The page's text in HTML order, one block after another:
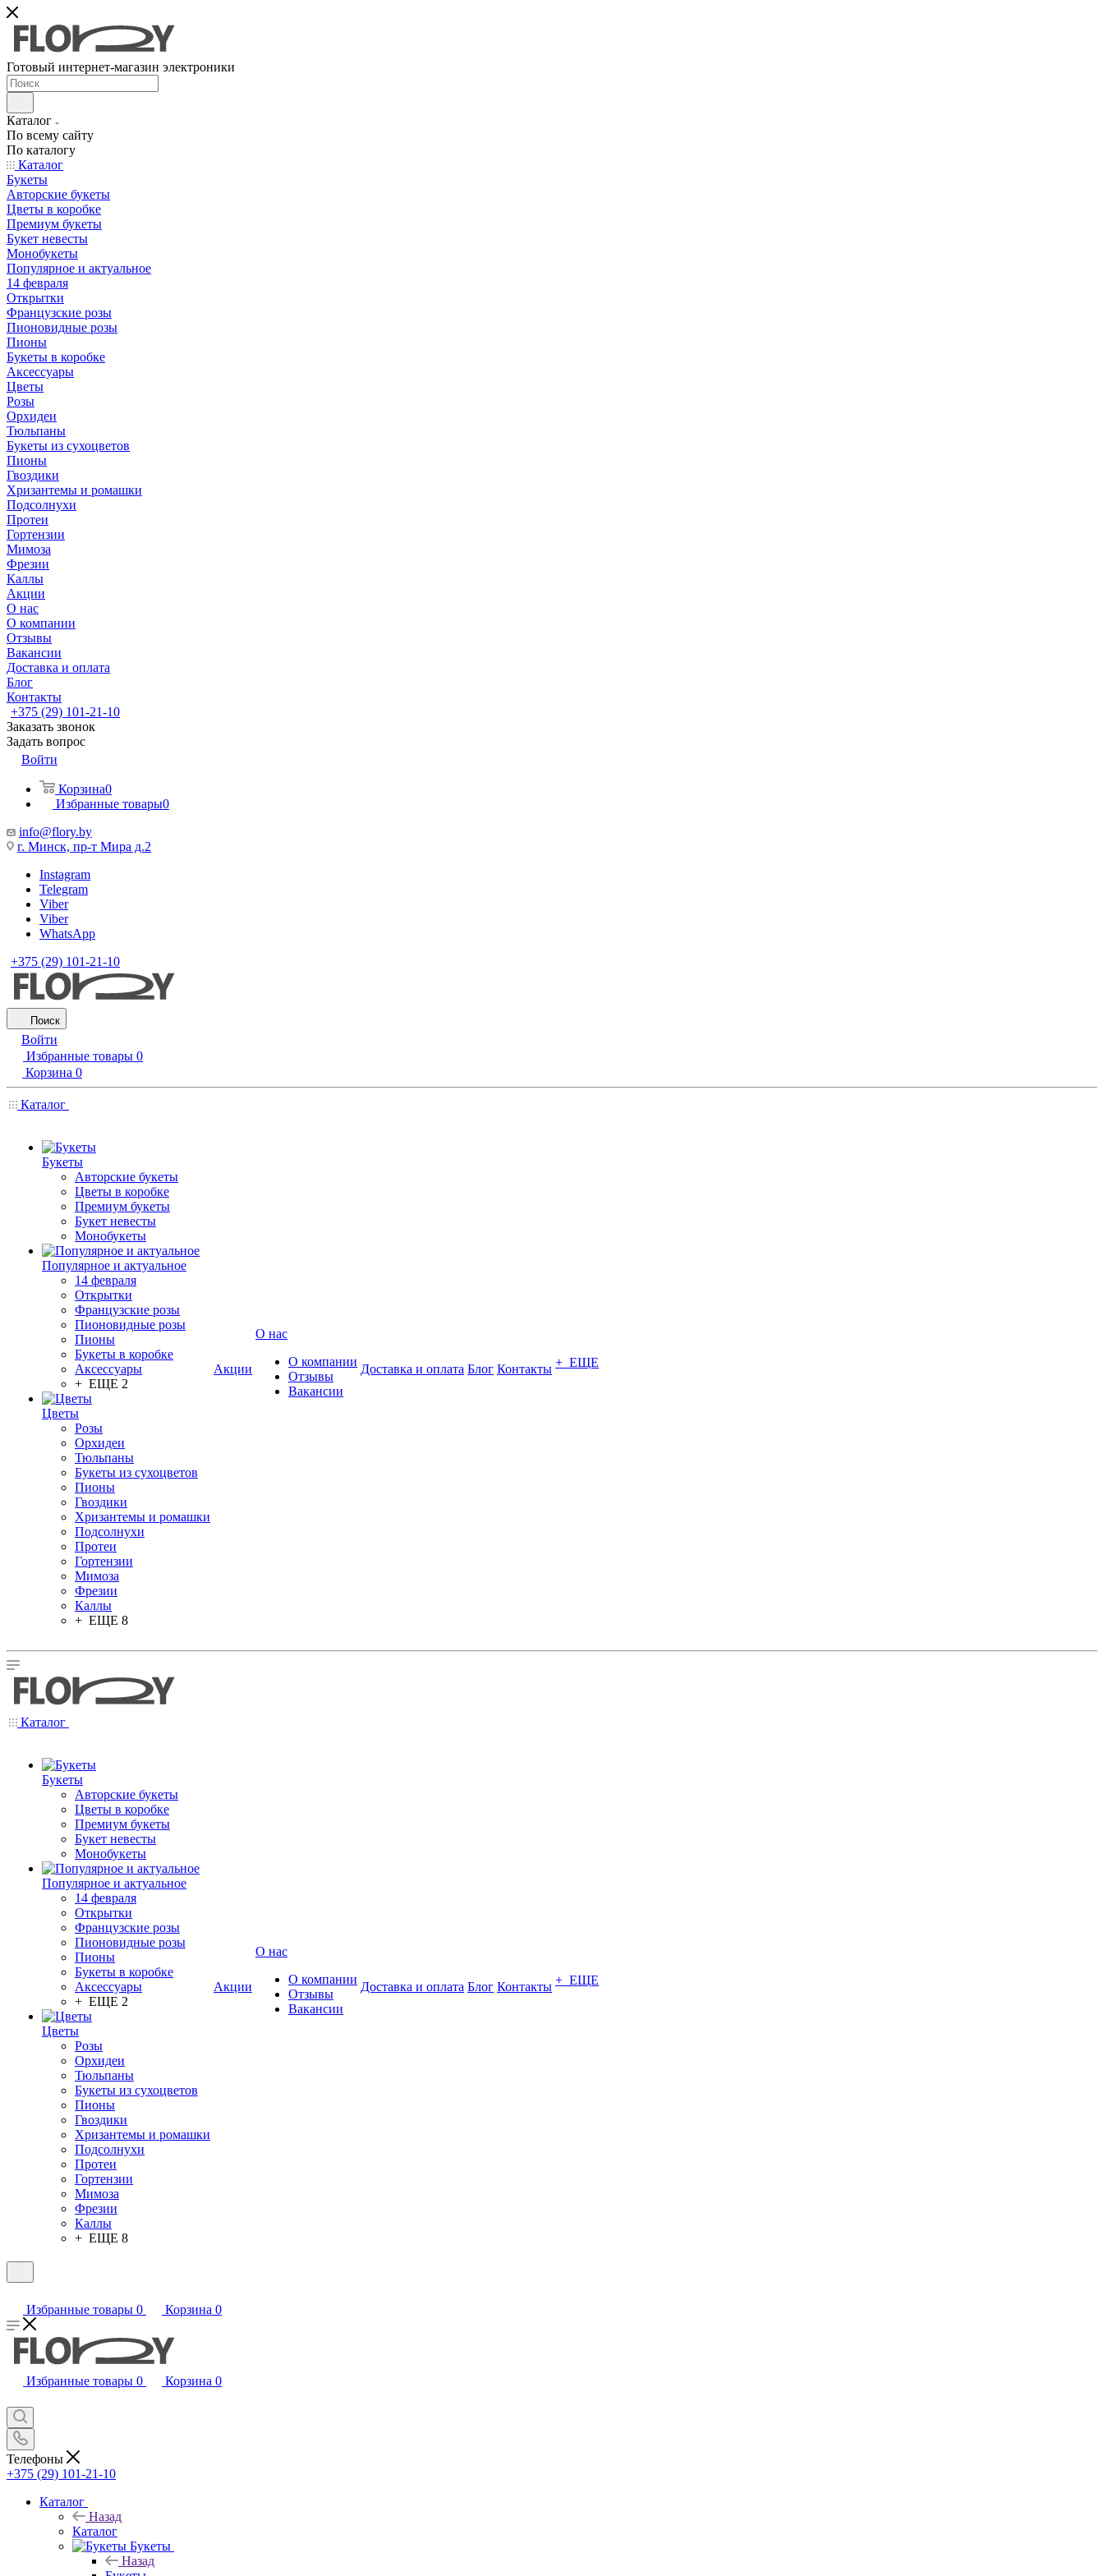
Готовый интернет-магазин электроники
Каталог
По всему сайту
По каталогу
Каталог
Букеты
Авторские букеты
Цветы в коробке
Премиум букеты
Букет невесты
Монобукеты
Популярное и актуальное
14 февраля
Открытки
Французские розы
Пионовидные розы
Пионы
Букеты в коробке
Аксессуары
Цветы
Розы
Орхидеи
Тюльпаны
Букеты из сухоцветов
Пионы
Гвоздики
Хризантемы и ромашки
Подсолнухи
Протеи
Гортензии
Мимоза
Фрезии
Каллы
Акции
О нас
О компании
Отзывы
Вакансии
Доставка и оплата
Блог
Контакты
+375 (29) 101-21-10
Заказать звонок
Задать вопрос
Войти
Корзина0
Избранные товары0
info@flory.by
г. Минск, пр-т Мира д.2
Instagram
Telegram
Viber
Viber
WhatsApp
+375 (29) 101-21-10
Поиск
Войти
Избранные товары 0
Корзина 0
Каталог
Букеты
Авторские букеты
Цветы в коробке
Премиум букеты
Букет невесты
Монобукеты
Популярное и актуальное
14 февраля
Открытки
Французские розы
Пионовидные розы
Пионы
Букеты в коробке
Аксессуары
+ ЕЩЕ 2
Цветы
Розы
Орхидеи
Тюльпаны
Букеты из сухоцветов
Пионы
Гвоздики
Хризантемы и ромашки
Подсолнухи
Протеи
Гортензии
Мимоза
Фрезии
Каллы
+ ЕЩЕ 8
Акции
О нас
О компании
Отзывы
Вакансии
Доставка и оплата Блог Контакты + ЕЩЕ
Каталог
Букеты
Авторские букеты
Цветы в коробке
Премиум букеты
Букет невесты
Монобукеты
Популярное и актуальное
14 февраля
Открытки
Французские розы
Пионовидные розы
Пионы
Букеты в коробке
Аксессуары
+ ЕЩЕ 2
Цветы
Розы
Орхидеи
Тюльпаны
Букеты из сухоцветов
Пионы
Гвоздики
Хризантемы и ромашки
Подсолнухи
Протеи
Гортензии
Мимоза
Фрезии
Каллы
+ ЕЩЕ 8
Акции
О нас
О компании
Отзывы
Вакансии
Доставка и оплата Блог Контакты + ЕЩЕ
Избранные товары 0 Корзина 0
Избранные товары 0 Корзина 0
Телефоны
+375 (29) 101-21-10
Каталог
Назад
Каталог
Букеты
Назад